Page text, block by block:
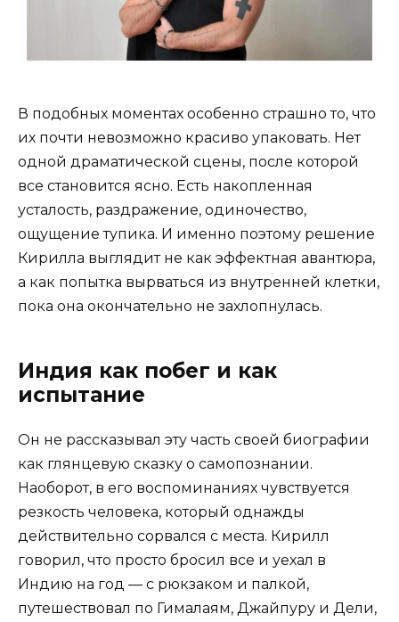
В подобных моментах особенно страшно то, что
их почти невозможно красиво упаковать. Нет
одной драматической сцены, после которой
все становится ясно. Есть накопленная
усталость, раздражение, одиночество,
ощущение тупика. И именно поэтому решение
Кирилла выглядит не как эффектная авантюра,
а как попытка вырваться из внутренней клетки,
пока она окончательно не захлопнулась.
Индия как побег и как
испытание
Он не рассказывал эту часть своей биографии
как глянцевую сказку о самопознании.
Наоборот, в его воспоминаниях чувствуется
резкость человека, который однажды
действительно сорвался с места. Кирилл
говорил, что просто бросил все и уехал в
Индию на год — с рюкзаком и палкой,
путешествовал по Гималаям, Джайпуру и Дели,